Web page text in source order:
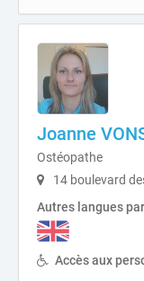
Joanne
Ostéopathe
14 boulevard
Autres langues
Accès aux